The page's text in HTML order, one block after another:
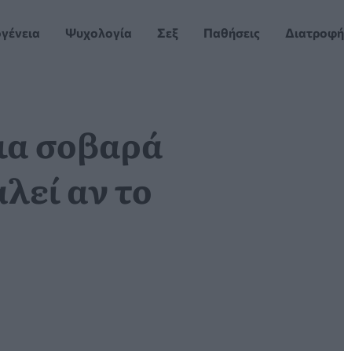
Ψυχολογία Σεξ Παθήσεις Διατροφή
σοβαρά
αν το